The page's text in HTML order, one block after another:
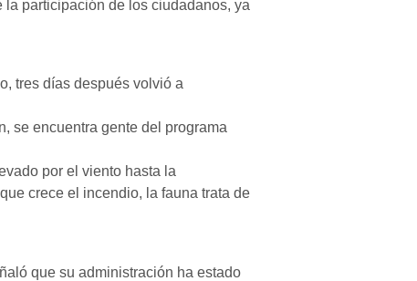
participación de los ciudadanos, ya
tres días después volvió a
se encuentra gente del programa
por el viento hasta la
crece el incendio, la fauna trata de
que su administración ha estado